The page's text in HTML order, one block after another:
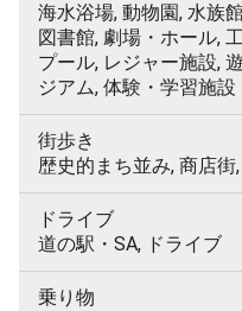
海水浴場, 動物園, 水族
図書館, 劇場・ホール,
プール, レジャー施設,
ジアム, 体験・学習施設
街歩き
歴史的まち並み, 商店街
ドライブ
道の駅・SA, ドライブ
乗り物